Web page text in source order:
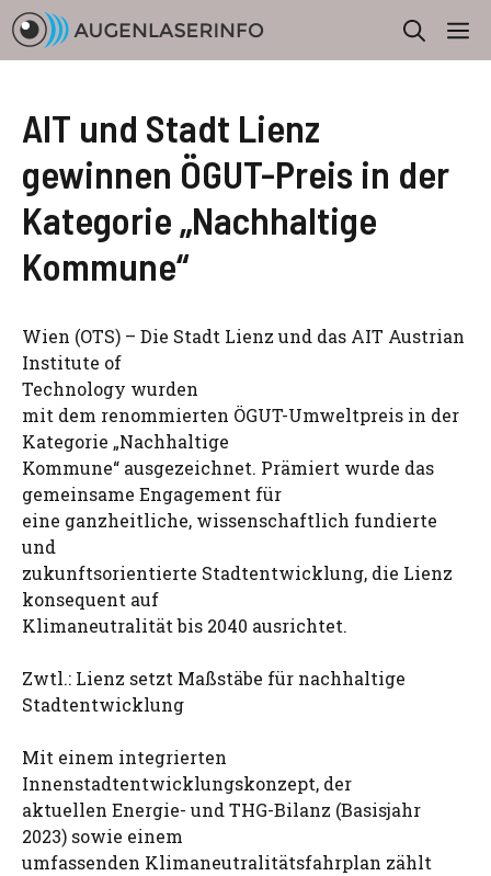
Zum
Inhalt
springen
AIT und Stadt Lienz
gewinnen ÖGUT-Preis in der
Kategorie „Nachhaltige
Kommune“
Wien (OTS) – Die Stadt Lienz und das AIT Austrian
Institute of
Technology wurden
mit dem renommierten ÖGUT-Umweltpreis in der
Kategorie „Nachhaltige
Kommune“ ausgezeichnet. Prämiert wurde das
gemeinsame Engagement für
eine ganzheitliche, wissenschaftlich fundierte
und
zukunftsorientierte Stadtentwicklung, die Lienz
konsequent auf
Klimaneutralität bis 2040 ausrichtet.
Zwtl.: Lienz setzt Maßstäbe für nachhaltige
Stadtentwicklung
Mit einem integrierten
Innenstadtentwicklungskonzept, der
aktuellen Energie- und THG-Bilanz (Basisjahr
2023) sowie einem
umfassenden Klimaneutralitätsfahrplan zählt